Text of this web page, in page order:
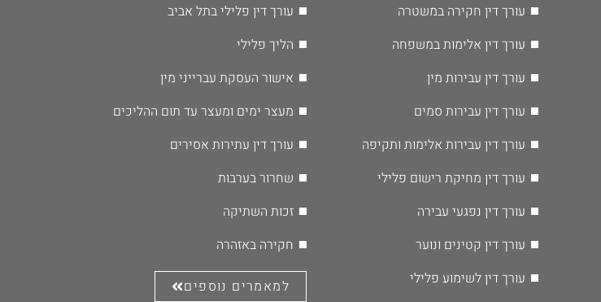
עורך דין חקירה במשטרה
עורך דין אלימות במשפחה
עורך דין עבירות מין
עורך דין עבירות סמים
עורך דין עבירות אלימות ותקיפה
עורך דין מחיקת רישום פלילי
עורך דין נפגעי עבירה
עורך דין קטינים ונוער
עורך דין לשימוע פלילי
עורך דין פלילי בתל אביב
הליך פלילי
אישור העסקת עברייני מין
מעצר ימים ומעצר עד תום ההליכים
עורך דין עתירות אסירים
שחרור בערבות
זכות השתיקה
חקירה באזהרה
למאמרים נוספים